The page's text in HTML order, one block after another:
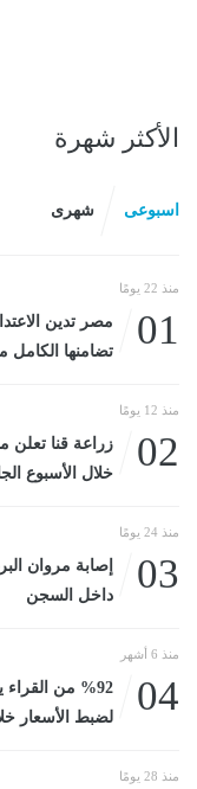
الأكثر شهرة
اسبوعى شهرى
منذ 22 يومًا
01
مصر تدين
تضامنها الكامل
منذ 12 يومًا
02
زراعة قنا تعلن
خلال الأسبوع الجارياليوم
منذ 24 يومًا
03
إصابة مروان
داخل السجن
منذ 6 أشهر
04
%92 من
لضبط الأسعار
منذ 28 يومًا